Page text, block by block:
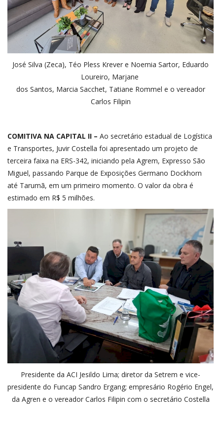
José Silva (Zeca), Téo Pless Krever e Noemia Sartor, Eduardo
Loureiro, Marjane
dos Santos, Marcia Sacchet, Tatiane Rommel e o vereador
Carlos Filipin
COMITIVA NA CAPITAL II – Ao secretário estadual de Logística
e Transportes, Juvir Costella foi apresentado um projeto de
terceira faixa na ERS-342, iniciando pela Agrem, Expresso São
Miguel, passando Parque de Exposições Germano Dockhorn
até Tarumã, em um primeiro momento. O valor da obra é
estimado em R$ 5 milhões.
Presidente da ACI Jesildo Lima; diretor da Setrem e vice-
presidente do Funcap Sandro Ergang; empresário Rogério Engel,
da Agren e o vereador Carlos Filipin com o secretário Costella